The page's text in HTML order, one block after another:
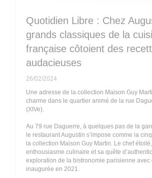
Quotidien Libre : Chez
grands classiques de la
française côtoient des
audacieuses
26/02/2024
Une adresse de la collection Maison Guy
charme dans le quartier animé de la rue
(XIVe).
Au 79 rue Daguerre, à quelques pas de la
le restaurant Augustin s’impose comme la
la collection Maison Guy Martin. Le chef
enthousiasme culinaire et sa quête
exploration de la bistronomie parisienne avec
inaugurée en 2021.